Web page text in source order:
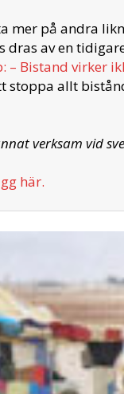
mer på andra
dras av en
Bistand virker
stoppa allt
verksam vid
här.